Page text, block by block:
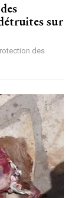
sur
des